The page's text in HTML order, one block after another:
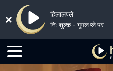
हिलालपले
नि: शुल्क - गूगल प्ले पर